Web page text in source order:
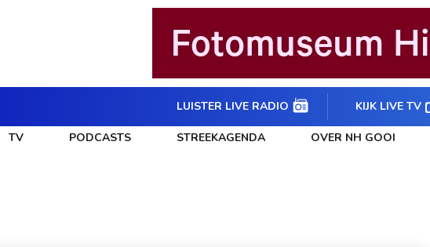
LUISTER LIVE RADIO KIJK LIVE TV
TV PODCASTS STREEKAGENDA OVER NH GOOI